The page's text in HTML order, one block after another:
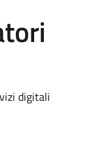
digitali